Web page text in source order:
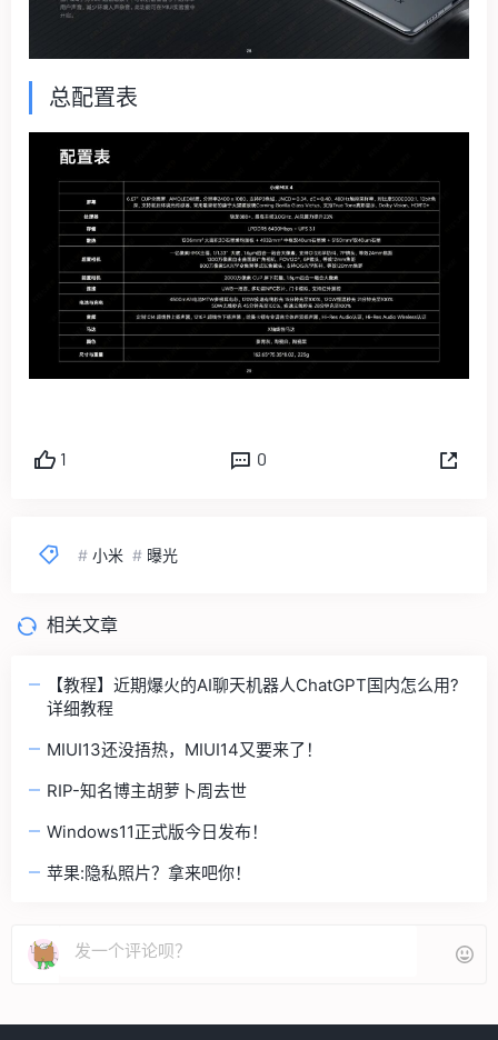
总配置表
1 0
# 小米 # 曝光
相关文章
【教程】近期爆火的AI聊天机器人ChatGPT国内怎么用?
详细教程
MIUI13还没捂热，MIUI14又要来了！
RIP-知名博主胡萝卜周去世
Windows11正式版今日发布！
苹果:隐私照片？拿来吧你！